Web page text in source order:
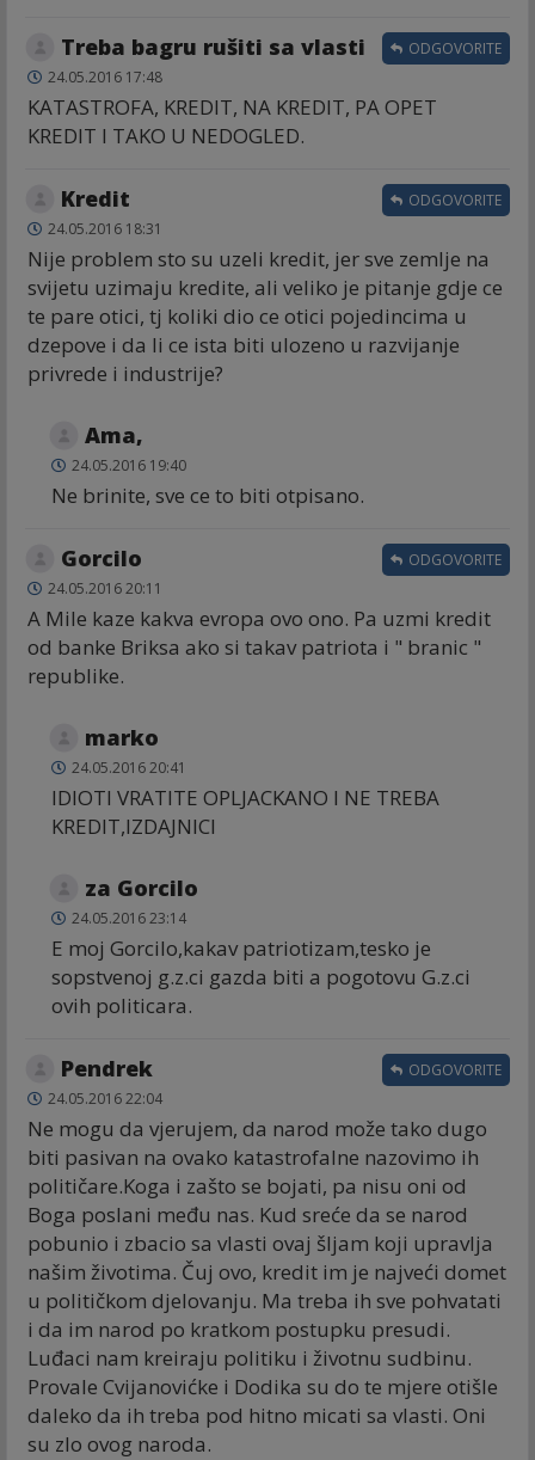
Treba bagru rušiti sa vlasti
24.05.2016 17:48
KATASTROFA, KREDIT, NA KREDIT, PA OPET
KREDIT I TAKO U NEDOGLED.
ODGOVORITE
Kredit
24.05.2016 18:31
Nije problem sto su uzeli kredit, jer sve zemlje na
svijetu uzimaju kredite, ali veliko je pitanje gdje ce
te pare otici, tj koliki dio ce otici pojedincima u
dzepove i da li ce ista biti ulozeno u razvijanje
privrede i industrije?
ODGOVORITE
Ama,
24.05.2016 19:40
Ne brinite, sve ce to biti otpisano.
Gorcilo
24.05.2016 20:11
A Mile kaze kakva evropa ovo ono. Pa uzmi kredit
od banke Briksa ako si takav patriota i " branic "
republike.
ODGOVORITE
marko
24.05.2016 20:41
IDIOTI VRATITE OPLJACKANO I NE TREBA
KREDIT,IZDAJNICI
za Gorcilo
24.05.2016 23:14
E moj Gorcilo,kakav patriotizam,tesko je
sopstvenoj g.z.ci gazda biti a pogotovu G.z.ci
ovih politicara.
Pendrek
24.05.2016 22:04
Ne mogu da vjerujem, da narod može tako dugo
biti pasivan na ovako katastrofalne nazovimo ih
političare.Koga i zašto se bojati, pa nisu oni od
Boga poslani među nas. Kud sreće da se narod
pobunio i zbacio sa vlasti ovaj šljam koji upravlja
našim životima. Čuj ovo, kredit im je najveći domet
u političkom djelovanju. Ma treba ih sve pohvatati
i da im narod po kratkom postupku presudi.
Luđaci nam kreiraju politiku i životnu sudbinu.
Provale Cvijanovićke i Dodika su do te mjere otišle
daleko da ih treba pod hitno micati sa vlasti. Oni
su zlo ovog naroda.
ODGOVORITE